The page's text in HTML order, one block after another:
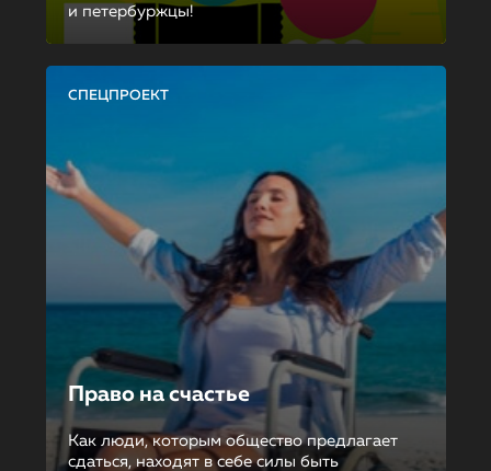
и петербуржцы!
СПЕЦПРОЕКТ
Право на счастье
Как люди, которым общество предлагает
сдаться, находят в себе силы быть